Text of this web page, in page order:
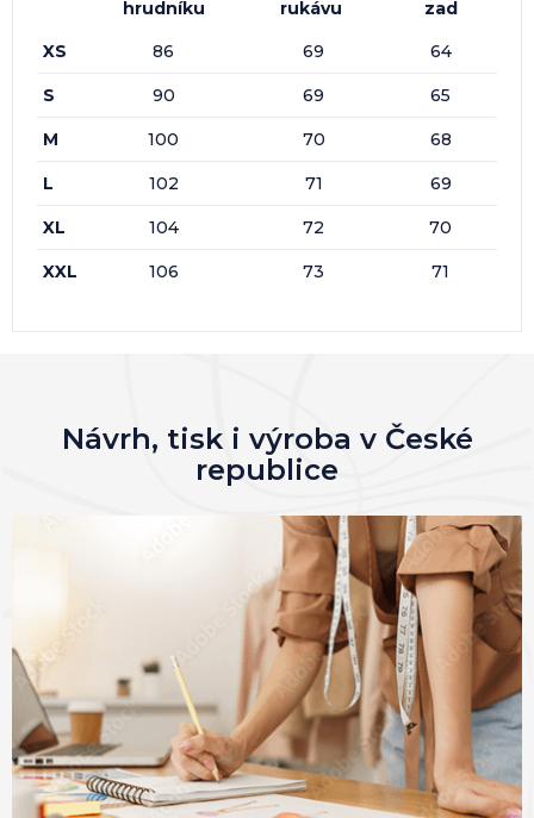
hrudníku rukávu
zad
XS
86 69 64
S 90 69 65
M 100 70 68
L 102 71 69
XL 104 72 70
XXL 106 73 71
Návrh, tisk i výroba v České
republice